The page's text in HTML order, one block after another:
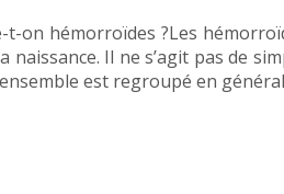
t-on hémorroïdes ?Les
naissance. Il ne s’agit pas de
est regroupé en